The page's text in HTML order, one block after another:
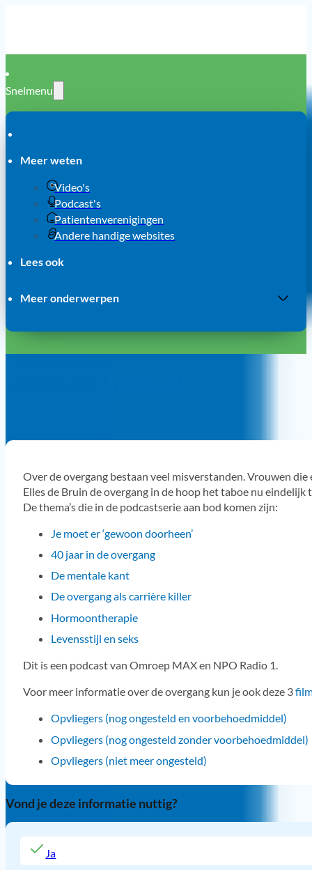
Snelmenu
Meer weten
Video's
Podcast's
Patientenverenigingen
Andere handige websites
Lees ook
Meer onderwerpen
Over de overgang bestaan veel misverstanden. Vrouwen
Elles de Bruin de overgang in de hoop het taboe nu eindelijk
De thema’s die in de podcastserie aan bod komen zijn:
Je moet er ‘gewoon doorheen’
40 jaar in de overgang
De mentale kant
De overgang als carrière killer
Hormoontherapie
Levensstijl en seks
Dit is een podcast van Omroep MAX en NPO Radio 1.
Voor meer informatie over de overgang kun je ook deze 3
Opvliegers (nog ongesteld en voorbehoedmiddel)
Opvliegers (nog ongesteld zonder voorbehoedmiddel)
Opvliegers (niet meer ongesteld)
Vond je deze informatie nuttig?
Ja